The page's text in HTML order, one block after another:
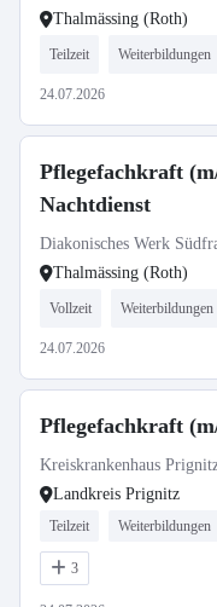
Thalmässing (Roth)
Teilzeit Weiterbildungen
24.07.2026
Pflegefachkraft
Nachtdienst
Diakonisches Werk
Thalmässing (Roth)
Vollzeit Weiterbildungen
24.07.2026
Pflegefachkraft
Kreiskrankenhaus
Landkreis Prignitz
Teilzeit Weiterbildungen
3